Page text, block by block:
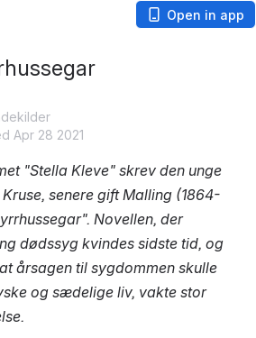
Open in app
Apr 28 2021
"Stella Kleve" skrev den unge
senere gift Malling (1864-
Novellen, der
dødssyg kvindes sidste tid, og
årsagen til sygdommen skulle
og sædelige liv, vakte stor